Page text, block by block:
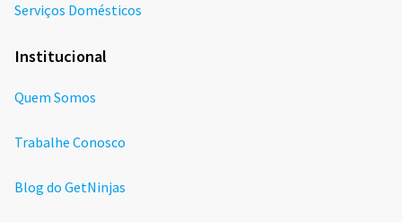
Serviços Domésticos
Institucional
Quem Somos
Trabalhe Conosco
Blog do GetNinjas